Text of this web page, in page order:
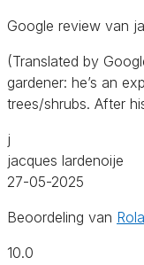
Google review van
(Translated by
gardener: he’s an
trees/shrubs. After
j
jacques lardenoije
27-05-2025
Beoordeling van
10.0